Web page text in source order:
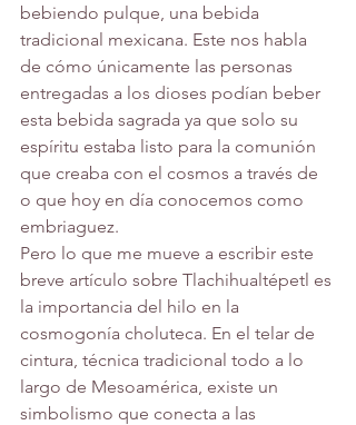
bebiendo pulque, una bebida
tradicional mexicana. Este nos habla
de cómo únicamente las personas
entregadas a los dioses podían beber
esta bebida sagrada ya que solo su
espíritu estaba listo para la comunión
que creaba con el cosmos a través de
o que hoy en día conocemos como
embriaguez.
Pero lo que me mueve a escribir este
breve artículo sobre Tlachihualtépetl es
la importancia del hilo en la
cosmogonía choluteca. En el telar de
cintura, técnica tradicional todo a lo
largo de Mesoamérica, existe un
simbolismo que conecta a las